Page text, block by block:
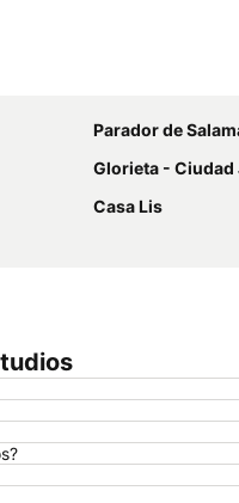
Parador de
Glorieta - Ciudad
Casa Lis